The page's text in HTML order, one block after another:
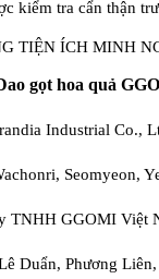
kiểm tra cẩn thận
TIỆN ÍCH MINH
gọt hoa quả
Industrial Co.,
Seomyeon,
TNHH GGOMI Việt
Duẩn, Phương